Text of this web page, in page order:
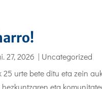
27, 2026 | Uncategorized
25 urte bete ditu eta zein